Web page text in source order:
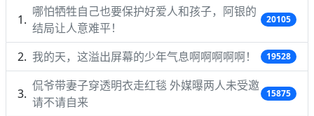
哪怕牺牲自己也要保护好爱人和孩子，阿银的
结局让人意难平！
20105
我的天，这溢出屏幕的少年气息啊啊啊啊啊！ 19528
侃爷带妻子穿透明衣走红毯 外媒曝两人未受邀
请不请自来
15875